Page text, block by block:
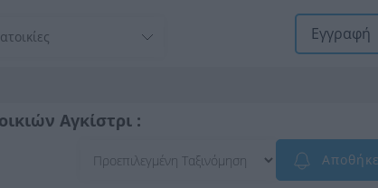
Εγγραφή
Αγκίστρι :